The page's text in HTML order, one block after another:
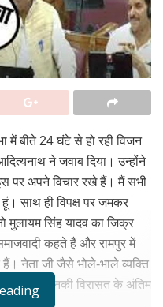
में बीते 24 घंटे से हो रही विजन
ने जवाब दिया। उन्होंने
पर अपने विचार रखे हैं। मैं सभी
साथ ही विपक्ष पर जमकर
मुलायम सिंह यादव का जिक्र
कहते हैं और रामपुर में
हैं। नेता जी जैसे भोले-भाले व्यक्ति
याइव उनकी विरासत के अंतिम